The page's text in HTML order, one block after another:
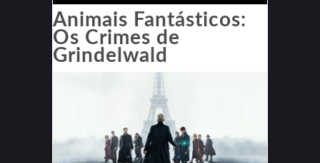
Animais Fantásticos:
Os Crimes de
Grindelwald